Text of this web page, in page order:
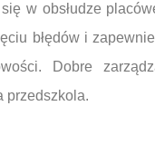
w obsłudze
błędów i
Dobre
przedszkola.